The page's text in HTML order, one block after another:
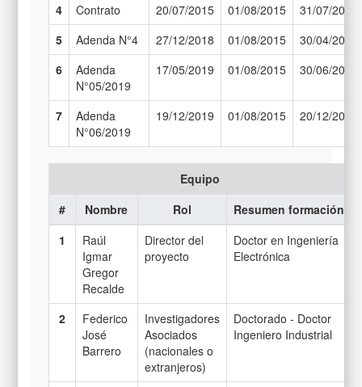
4
Contrato 20/07/2015 01/08/2015
31/07/2017
5
Adenda N°4 27/12/2018 01/08/2015
30/04/2019
6
Adenda
N°05/2019
17/05/2019 01/08/2015 30/06/2019
7
Adenda
N°06/2019
19/12/2019 01/08/2015 20/12/2019
Equipo
#
Nombre Rol
Resumen formación
1
Raúl
Igmar
Gregor
Recalde
Director del
proyecto
Doctor en Ingeniería
Electrónica
2
Federico
José
Barrero
Investigadores
Asociados
(nacionales o
extranjeros)
Doctorado - Doctor
Ingeniero Industrial